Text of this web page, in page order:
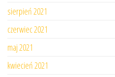
sierpień 2021
czerwiec 2021
maj 2021
kwiecień 2021